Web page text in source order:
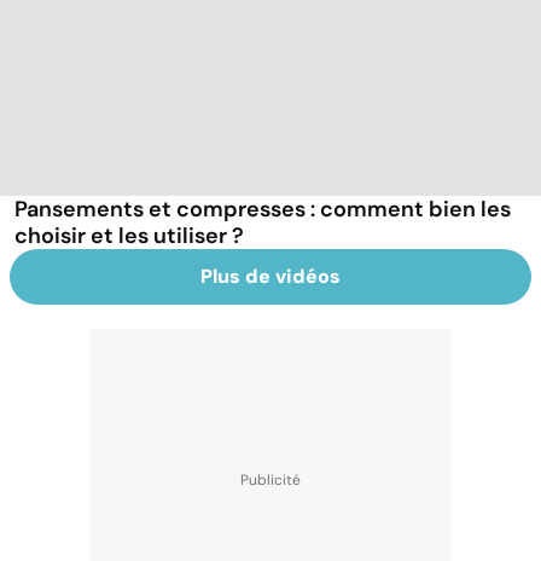
Pansements et compresses : comment bien les
choisir et les utiliser ?
Plus de vidéos